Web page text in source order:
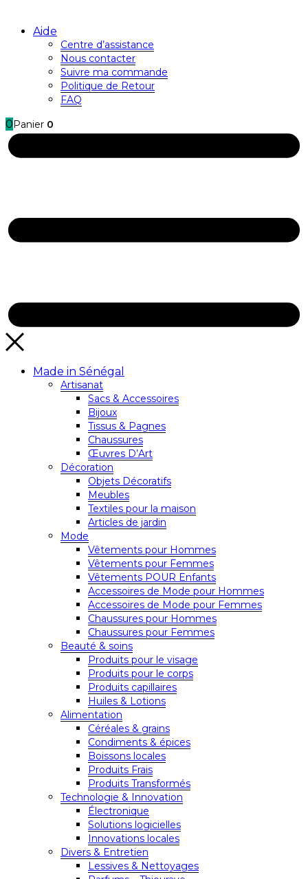
Aide
Centre d’assistance
Nous contacter
Suivre ma commande
Politique de Retour
FAQ
0 Panier 0
Made in Sénégal
Artisanat
Sacs & Accessoires
Bijoux
Tissus & Pagnes
Chaussures
Œuvres D’Art
Décoration
Objets Décoratifs
Meubles
Textiles pour la maison
Articles de jardin
Mode
Vêtements pour Hommes
Vêtements pour Femmes
Vêtements POUR Enfants
Accessoires de Mode pour Hommes
Accessoires de Mode pour Femmes
Chaussures pour Hommes
Chaussures pour Femmes
Beauté & soins
Produits pour le visage
Produits pour le corps
Produits capillaires
Huiles & Lotions
Alimentation
Céréales & grains
Condiments & épices
Boissons locales
Produits Frais
Produits Transformés
Technologie & Innovation
Électronique
Solutions logicielles
Innovations locales
Divers & Entretien
Lessives & Nettoyages